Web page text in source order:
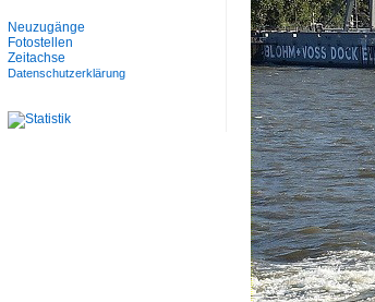
Neuzugänge
Fotostellen
Zeitachse
Datenschutzerklärung